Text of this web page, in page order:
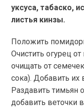
уксуса, табаско,
листья кинзы.
Положить
Очистить огурец
очищать от
сока). Добавить их
Раздавить тимьян
добавить веточки